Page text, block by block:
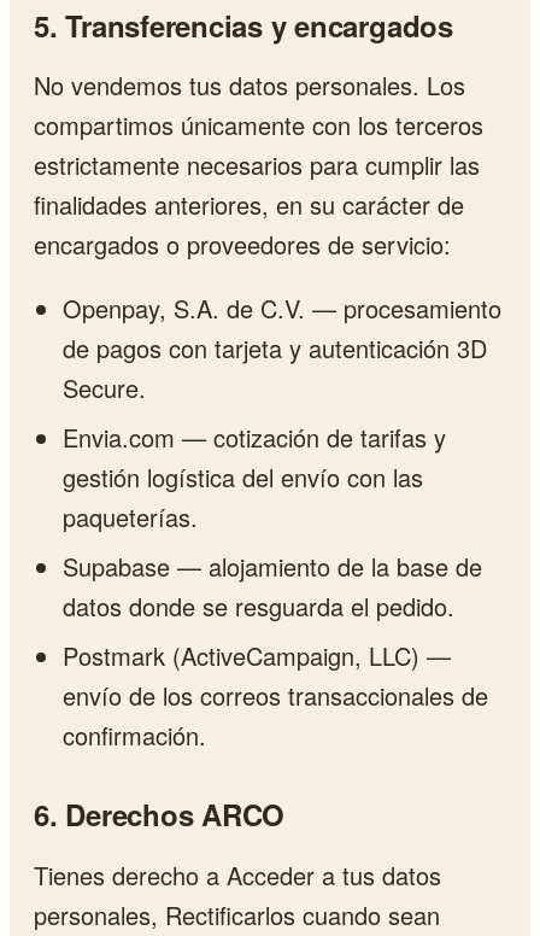
5. Transferencias y encargados
No vendemos tus datos personales. Los
compartimos únicamente con los terceros
estrictamente necesarios para cumplir las
finalidades anteriores, en su carácter de
encargados o proveedores de servicio:
Openpay, S.A. de C.V. — procesamiento
de pagos con tarjeta y autenticación 3D
Secure.
Envia.com — cotización de tarifas y
gestión logística del envío con las
paqueterías.
Supabase — alojamiento de la base de
datos donde se resguarda el pedido.
Postmark (ActiveCampaign, LLC) —
envío de los correos transaccionales de
confirmación.
6. Derechos ARCO
Tienes derecho a Acceder a tus datos
personales, Rectificarlos cuando sean